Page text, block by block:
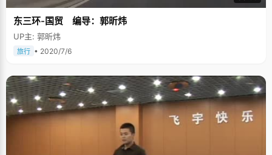
东三环-国贸 编导：郭昕炜
UP主: 郭昕炜
旅行 • 2020/7/6